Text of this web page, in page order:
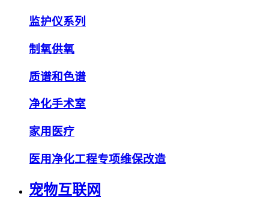
监护仪系列
制氧供氧
质谱和色谱
净化手术室
家用医疗
医用净化工程专项维保改造
宠物互联网